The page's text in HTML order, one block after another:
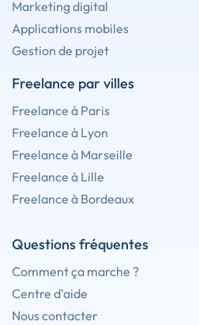
Marketing digital
Applications mobiles
Gestion de projet
Freelance par villes
Freelance à Paris
Freelance à Lyon
Freelance à Marseille
Freelance à Lille
Freelance à Bordeaux
Questions fréquentes
Comment ça marche ?
Centre d'aide
Nous contacter